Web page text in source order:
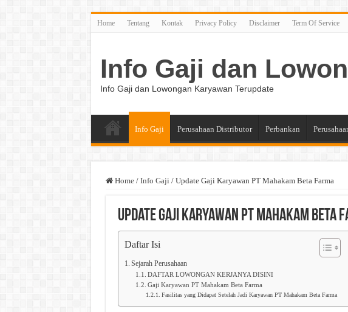
Home Tentang Kontak Privacy Policy Disclaimer Term Of Service
Info Gaji dan
Info Gaji dan Lowongan Karyawan Terupdate
Info Gaji Perusahaan Distributor Perbankan
Home / Info Gaji / Update Gaji Karyawan PT Mahakam Beta Farma
Update Gaji Karyawan PT Mahakam Beta
Daftar Isi
Sejarah Perusahaan
DAFTAR LOWONGAN KERJANYA DISINI
Gaji Karyawan PT Mahakam Beta Farma
Fasilitas yang Didapat Setelah Jadi Karyawan PT Mahakam Beta Farma